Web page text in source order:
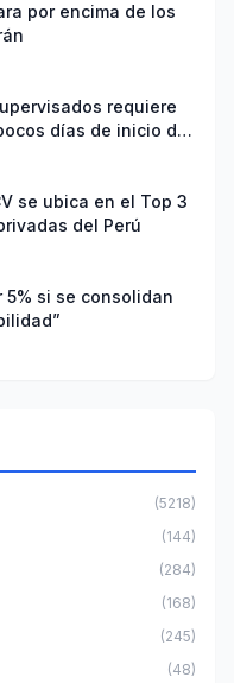
por encima de los
requiere
días de inicio del
se ubica en el Top 3
del Perú
5% si se consolidan
(5218)
(144)
(284)
(168)
(245)
(48)